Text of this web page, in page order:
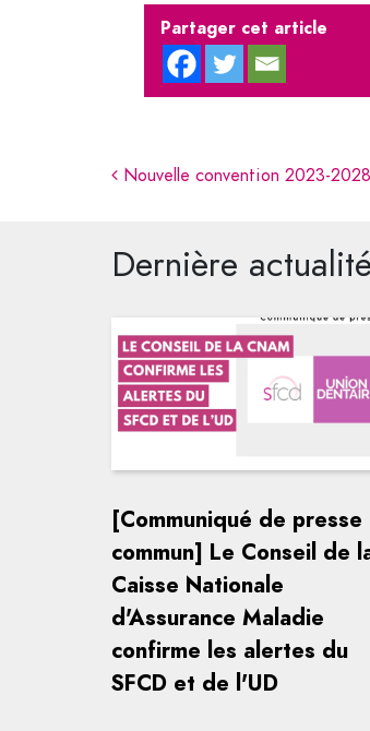
Partager cet article
Navigation
Nouvelle convention 2023-2028
Dernière
[Communiqué de presse
commun] Le Conseil de
Caisse Nationale
d'Assurance Maladie
confirme les alertes du
SFCD et de l'UD